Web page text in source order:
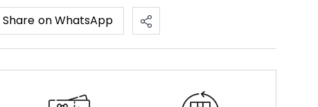
Share on WhatsApp